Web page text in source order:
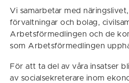
Vi samarbetar med
förvaltningar och bolag,
Arbetsförmedlingen och de
som Arbetsförmedlingen
För att ta del av våra insatser
av socialsekreterare inom